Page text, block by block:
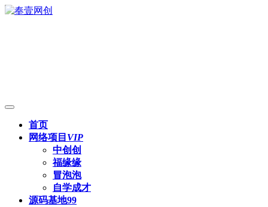
首页
网络项目 VIP
中创创
福缘缘
冒泡泡
自学成才
源码基地99